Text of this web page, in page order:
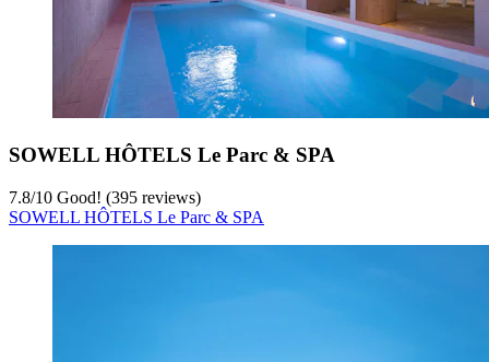
SOWELL HÔTELS Le Parc & SPA
7.8/10 Good! (395 reviews)
SOWELL HÔTELS Le Parc & SPA